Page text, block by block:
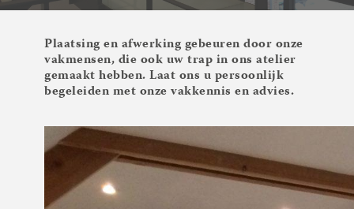
Plaatsing en afwerking gebeuren door onze
vakmensen, die ook uw trap in ons atelier
gemaakt hebben. Laat ons u persoonlijk
begeleiden met onze vakkennis en advies.